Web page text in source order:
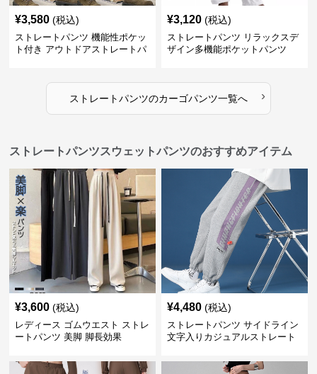
¥3,580 (税込)
ストレートパンツ 機能性ポケッ
ト付き アウトドアストレートパ
¥3,120 (税込)
ストレートパンツ リラックスデ
ザイン多機能ポケットパンツ
ストレートパンツのカーゴパンツ一覧へ ›
ストレートパンツスウェットパンツのおすすめアイテム
¥3,600 (税込)
レディース ゴムウエスト ストレ
ートパンツ 美脚 脚長効果
¥4,480 (税込)
ストレートパンツ サイドライン
文字入りカジュアルストレート